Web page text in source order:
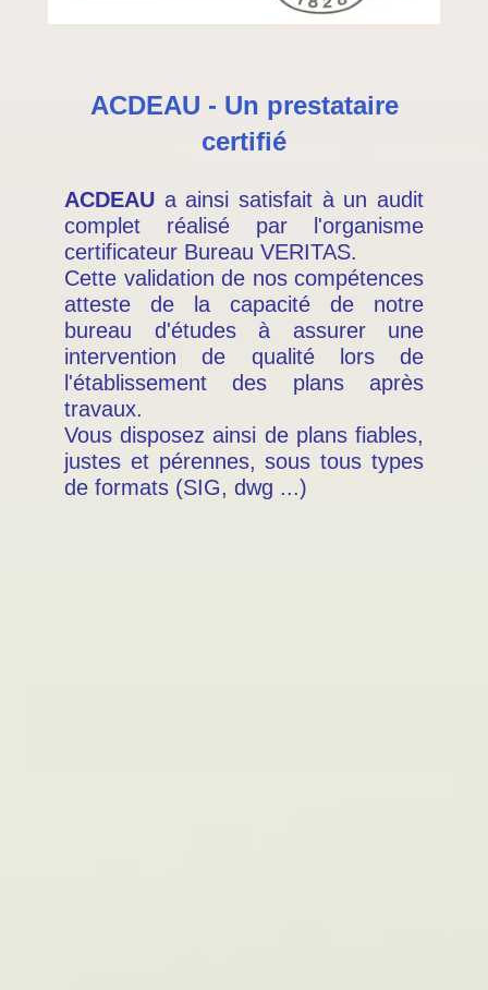
ACDEAU - Un prestataire
certifié
ACDEAU a ainsi satisfait à un audit
complet réalisé par l'organisme
certificateur Bureau VERITAS.
Cette validation de nos compétences
atteste de la capacité de notre
bureau d'études à assurer une
intervention de qualité lors de
l'établissement des plans après
travaux.
Vous disposez ainsi de plans fiables,
justes et pérennes, sous tous types
de formats (SIG, dwg ...)